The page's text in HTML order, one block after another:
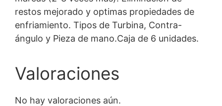
restos mejorado y optimas propiedades de
enfriamiento. Tipos de Turbina, Contra-
ángulo y Pieza de mano.Caja de 6 unidades.
Valoraciones
No hay valoraciones aún.